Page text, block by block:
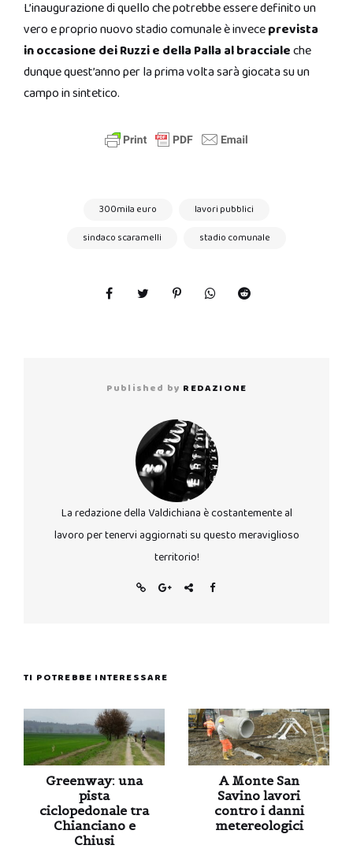
L’inaugurazione di quello che potrebbe essere definito un
vero e proprio nuovo stadio comunale è inveceprevista
in occasione dei Ruzzi e della Palla al braccialeche
dunque quest’anno per la prima volta sarà giocata su un
campo in sintetico.
300mila euro
lavori pubblici
sindaco scaramelli
stadio comunale
Published by REDAZIONE
La redazione della Valdichiana è costantemente al
lavoro per tenervi aggiornati su questo meraviglioso
territorio!
TI POTREBBE INTERESSARE
Greenway: una
pista
ciclopedonale tra
Chianciano e
Chiusi
A Monte San
Savino lavori
contro i danni
metereologici